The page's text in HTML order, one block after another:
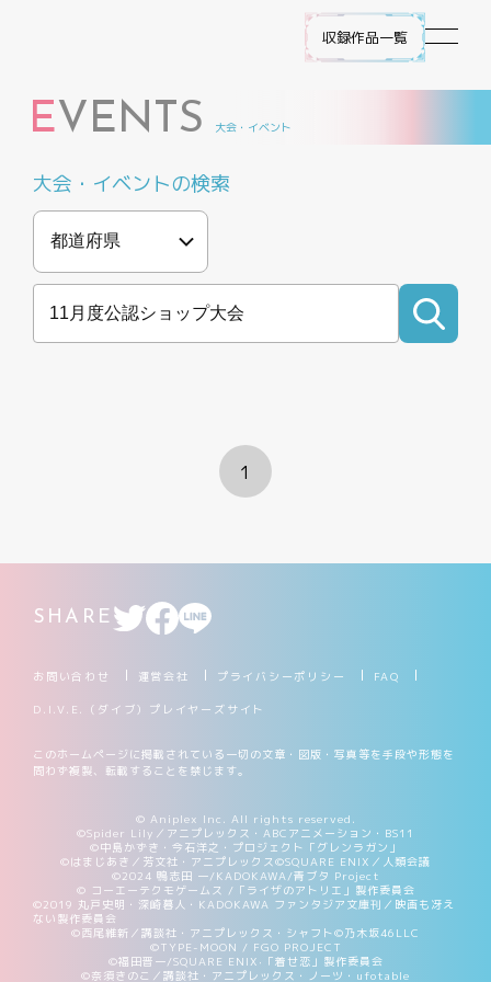
収録作品一覧
作品ラインナップ
NEWS
ビルディバイド -ブライト- とは
エラッタ
商品情報
カード検索・デッキ構築
おすすめデッキ
取扱店舗一覧
EVENTS 大会・イベント
大会・イベントの検索
1
SHARE
お問い合わせ 運営会社 プライバシーポリシー FAQ
D.I.V.E.（ダイブ）プレイヤーズサイト
このホームページに掲載されている一切の文章・図版・写真等を手段や形態を
問わず複製、転載することを禁じます。
© Aniplex Inc. All rights reserved.
©Spider Lily／アニプレックス・ABCアニメーション・BS11
©中島かずき・今石洋之・プロジェクト「グレンラガン」
©はまじあき／芳文社・アニプレックス©SQUARE ENIX／人類会議
©2024 鴨志田 一/KADOKAWA/青ブタ Project
© コーエーテクモゲームス /「ライザのアトリエ」製作委員会
©2019 丸戸史明・深崎暮人・KADOKAWA ファンタジア文庫刊／映画も冴え
ない製作委員会
©西尾維新／講談社・アニプレックス・シャフト©乃木坂46LLC
©TYPE-MOON / FGO PROJECT
©福田晋一/SQUARE ENIX·「着せ恋」製作委員会
©奈須きのこ／講談社・アニプレックス・ノーツ・ufotable